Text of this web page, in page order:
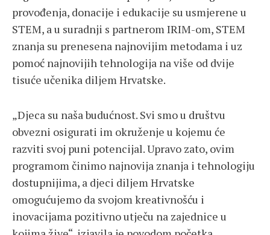
provođenja, donacije i edukacije su usmjerene u
STEM, a u suradnji s partnerom IRIM-om, STEM
znanja su prenesena najnovijim metodama i uz
pomoć najnovijih tehnologija na više od dvije
tisuće učenika diljem Hrvatske.
„Djeca su naša budućnost. Svi smo u društvu
obvezni osigurati im okruženje u kojemu će
razviti svoj puni potencijal. Upravo zato, ovim
programom činimo najnovija znanja i tehnologiju
dostupnijima, a djeci diljem Hrvatske
omogućujemo da svojom kreativnošću i
inovacijama pozitivno utječu na zajednice u